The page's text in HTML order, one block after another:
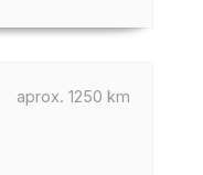
aprox. 1250 km